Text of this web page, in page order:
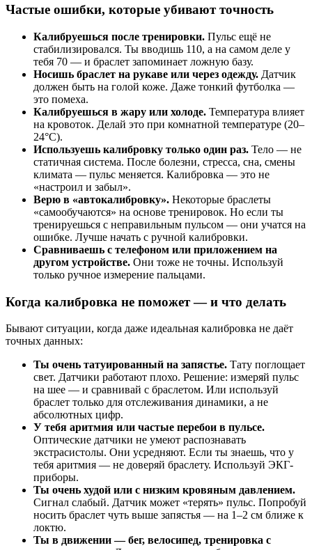
Частые ошибки, которые убивают точность
Калибруешься после тренировки. Пульс ещё не
стабилизировался. Ты вводишь 110, а на самом деле у
тебя 70 — и браслет запоминает ложную базу.
Носишь браслет на рукаве или через одежду. Датчик
должен быть на голой коже. Даже тонкий футболка —
это помеха.
Калибруешься в жару или холоде. Температура влияет
на кровоток. Делай это при комнатной температуре (20–
24°C).
Используешь калибровку только один раз. Тело — не
статичная система. После болезни, стресса, сна, смены
климата — пульс меняется. Калибровка — это не
«настроил и забыл».
Верю в «автокалибровку». Некоторые браслеты
«самообучаются» на основе тренировок. Но если ты
тренируешься с неправильным пульсом — они учатся на
ошибке. Лучше начать с ручной калибровки.
Сравниваешь с телефоном или приложением на
другом устройстве. Они тоже не точны. Используй
только ручное измерение пальцами.
Когда калибровка не поможет — и что делать
Бывают ситуации, когда даже идеальная калибровка не даёт
точных данных:
Ты очень татуированный на запястье. Тату поглощает
свет. Датчики работают плохо. Решение: измеряй пульс
на шее — и сравнивай с браслетом. Или используй
браслет только для отслеживания динамики, а не
абсолютных цифр.
У тебя аритмия или частые перебои в пульсе.
Оптические датчики не умеют распознавать
экстрасистолы. Они усредняют. Если ты знаешь, что у
тебя аритмия — не доверяй браслету. Используй ЭКГ-
приборы.
Ты очень худой или с низким кровяным давлением.
Сигнал слабый. Датчик может «терять» пульс. Попробуй
носить браслет чуть выше запястья — на 1–2 см ближе к
локтю.
Ты в движении — бег, велосипед, тренировка с